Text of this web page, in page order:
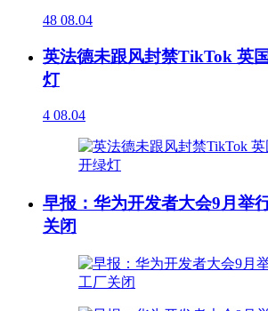
48 08.04
英法德未跟风封禁TikTok 英
灯
4 08.04
早报：华为开发者大会9月举
关闭